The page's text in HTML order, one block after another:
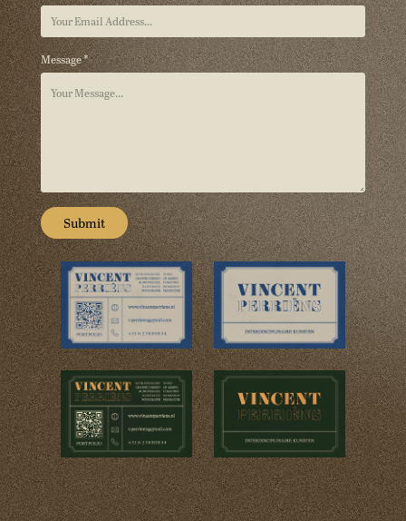
Message *
Submit